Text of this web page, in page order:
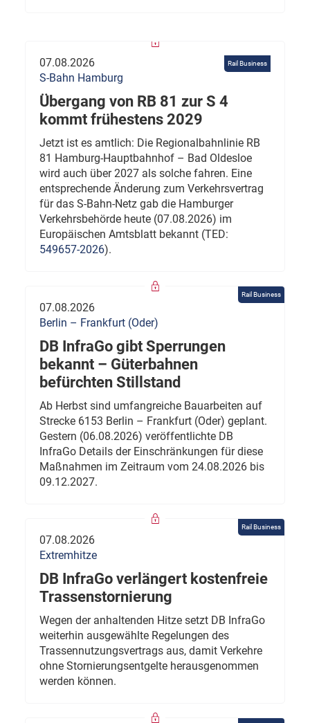
Rail Business
07.08.2026
S-Bahn Hamburg
Übergang von RB 81 zur S 4
kommt frühestens 2029
Jetzt ist es amtlich: Die Regionalbahnlinie RB
81 Hamburg-Hauptbahnhof – Bad Oldesloe
wird auch über 2027 als solche fahren. Eine
entsprechende Änderung zum Verkehrsvertrag
für das S-Bahn-Netz gab die Hamburger
Verkehrsbehörde heute (07.08.2026) im
Europäischen Amtsblatt bekannt (TED:
549657-2026).
Rail Business
07.08.2026
Berlin – Frankfurt (Oder)
DB InfraGo gibt Sperrungen
bekannt – Güterbahnen
befürchten Stillstand
Ab Herbst sind umfangreiche Bauarbeiten auf
Strecke 6153 Berlin – Frankfurt (Oder) geplant.
Gestern (06.08.2026) veröffentlichte DB
InfraGo Details der Einschränkungen für diese
Maßnahmen im Zeitraum vom 24.08.2026 bis
09.12.2027.
Rail Business
07.08.2026
Extremhitze
DB InfraGo verlängert kostenfreie
Trassenstornierung
Wegen der anhaltenden Hitze setzt DB InfraGo
weiterhin ausgewählte Regelungen des
Trassennutzungsvertrags aus, damit Verkehre
ohne Stornierungsentgelte herausgenommen
werden können.